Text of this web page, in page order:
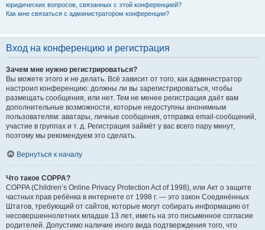
юридических вопросов, связанных с этой конференцией?
Как мне связаться с администратором конференции?
Вход на конференцию и регистрация
Зачем мне нужно регистрироваться?
Вы можете этого и не делать. Всё зависит от того, как администратор
настроил конференцию: должны ли вы зарегистрироваться, чтобы
размещать сообщения, или нет. Тем не менее регистрация даёт вам
дополнительные возможности, которые недоступны анонимным
пользователям: аватары, личные сообщения, отправка email-сообщений,
участие в группах и т. д. Регистрация займёт у вас всего пару минут,
поэтому мы рекомендуем это сделать.
Вернуться к началу
Что такое COPPA?
COPPA (Children’s Online Privacy Protection Act of 1998), или Акт о защите
частных прав ребёнка в интернете от 1998 г. — это закон Соединённых
Штатов, требующий от сайтов, которые могут собирать информацию от
несовершеннолетних младше 13 лет, иметь на это письменное согласие
родителей. Допустимо наличие иного вида подтверждения того, что